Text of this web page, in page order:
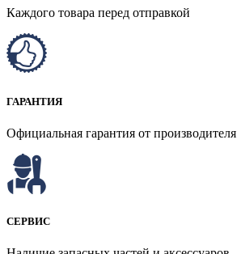
Каждого товара перед отправкой
ГАРАНТИЯ
Официальная гарантия от производителя
СЕРВИС